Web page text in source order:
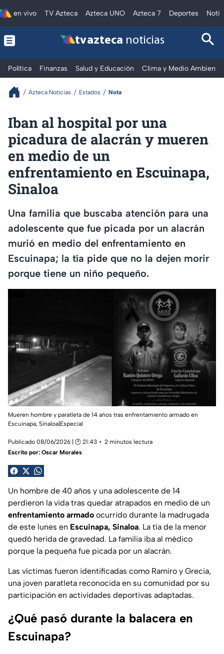
en vivo TV Azteca Azteca UNO Azteca 7 Deportes
tv azteca noticias
Política Finanzas Salud y Educación Clima y Medio Ambiente
Azteca Noticias Estados Nota
Iban al hospital por una
picadura de alacrán y mueren
en medio de un
enfrentamiento en Escuinapa,
Sinaloa
Una familia que buscaba atención para una
adolescente que fue picada por un alacrán
murió en medio del enfrentamiento en
Escuinapa; la tía pide que no la dejen morir
porque tiene un niño pequeño.
Mueren hombre y paratleta de 14 años tras enfrentamiento armado en
Escuinapa, Sinaloa|Especial
Publicado 08/06/2026 | 🕑 21:43
2 minutos lectura
Escrito por: Oscar Morales
Un hombre de 40 años y una adolescente de 14
perdieron la vida tras quedar atrapados en medio de un
enfrentamiento armado ocurrido durante la madrugada
de este lunes en Escuinapa, Sinaloa. La tía de la menor
quedó herida de gravedad. La familia iba al médico
porque la pequeña fue picada por un alacrán.
Las víctimas fueron identificadas como Ramiro y Grecia,
una joven paratleta reconocida en su comunidad por su
participación en actividades deportivas adaptadas.
¿Qué pasó durante la balacera en
Escuinapa?